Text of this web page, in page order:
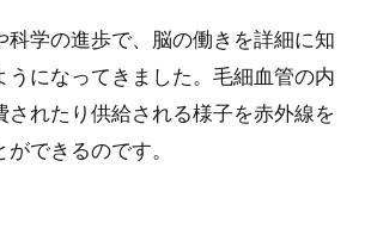
やお菓子などを出しておもてなししますよね。
この...
科学の進歩で、脳の働きを詳細に知
うになってきました。毛細血管の内
されたり供給される様子を赤外線を
できるのです。